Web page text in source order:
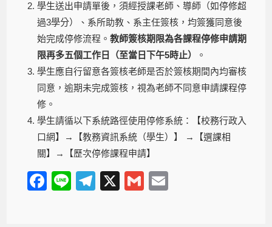
學生送出申請單後，須經授課老師、導師（如停修超
過3學分）、系所助教、系主任簽核，均簽獲同意後
始完成停修流程。教師簽核期限為各課程停修申請期
限再多五個工作日（至當日下午5時止）
。
學生應自行留意各簽核老師是否於簽核期間內均審核
同意，逾期未完成簽核，視為老師不同意申請課程停
修。
學生請循以下系統路徑使用停修系統：【校務行政入
口網】→【教務資訊系統（學生）】 →【選課相
關】→【歷次停修課程申請】
F
Li
T
X
G